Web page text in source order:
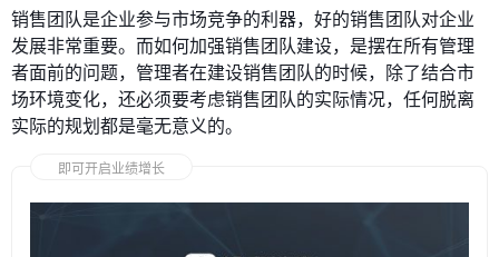
销售团队是企业参与市场竞争的利器，好的销售团队对企业
发展非常重要。而如何加强销售团队建设，是摆在所有管理
者面前的问题，管理者在建设销售团队的时候，除了结合市
场环境变化，还必须要考虑销售团队的实际情况，任何脱离
实际的规划都是毫无意义的。
即可开启业绩增长